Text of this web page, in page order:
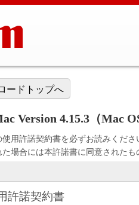
ードトップへ
Version 4.15.3（Mac
用許諾契約書を必ずお読みくださ
場合には本許諾書に同意された
許諾契約書